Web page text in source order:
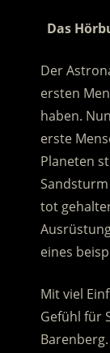
Das
Der
ersten
haben.
erste
Planeten
tot
eines
Mit viel
Gefühl für
Barenberg.